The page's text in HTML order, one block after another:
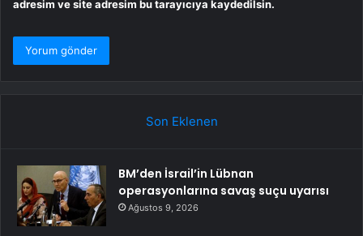
adresim ve site adresim bu tarayıcıya kaydedilsin.
Son Eklenen
BM’den İsrail’in Lübnan
operasyonlarına savaş suçu uyarısı
Ağustos 9, 2026